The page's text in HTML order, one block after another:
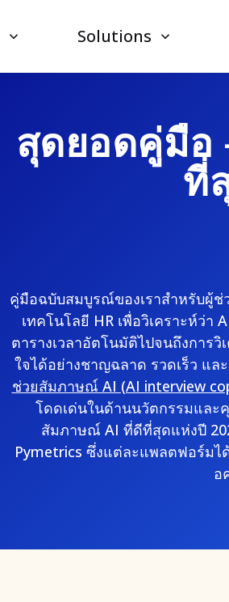
Solutions
สุดยอดคู่มือ
ที่
คู่มือฉบับสมบูรณ์ของเราสำหรับผู้
เทคโนโลยี HR เพื่อวิเคราะห์ว่
ตารางเวลาอัตโนมัติไปจนถึงการ
ใจได้อย่างชาญฉลาด รวดเร็ว แล
ช่วยสัมภาษณ์ AI (AI interview
โดดเด่นในด้านนวัตกรรมและ
สัมภาษณ์ AI ที่ดีที่สุดแห่งปี
Pymetrics ซึ่งแต่ละแพลตฟอร์ม
อ